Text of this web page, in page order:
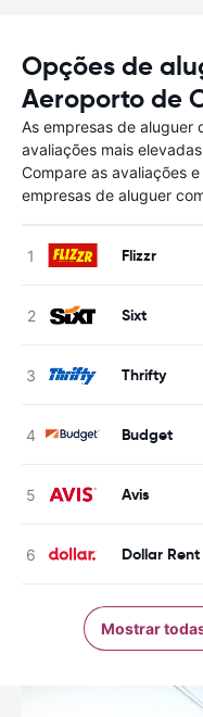
Opções de
Aeroporto de
As empresas de aluguer
avaliações mais
Compare as avaliações
empresas de aluguer
Flizzr
Sixt
Thrifty
Budget
Avis
Dollar
Mostrar